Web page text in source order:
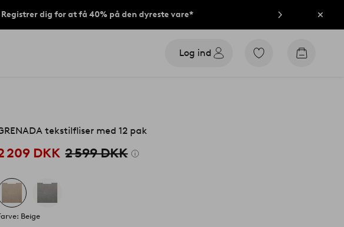
Registrer dig for at få 40% på den dyreste vare* Luk
Log ind
Gå
Gå
tekstilfliser med 12 pak
209 DKK 2 599 DKK
Beige